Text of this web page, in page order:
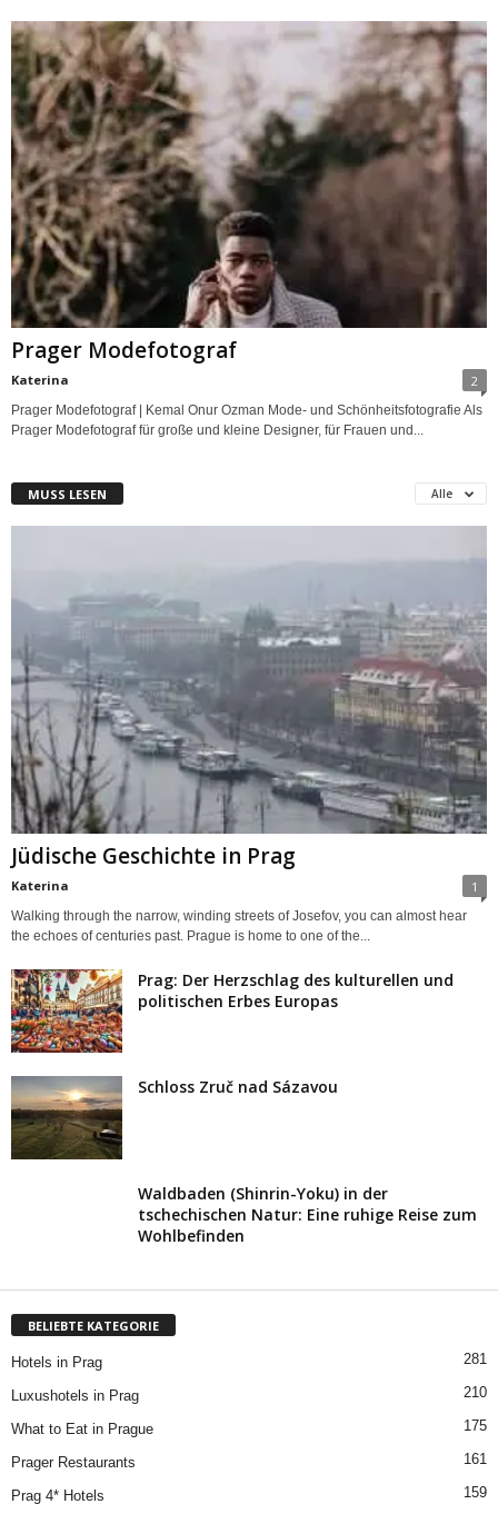
Prager Modefotograf
Katerina 2
Prager Modefotograf | Kemal Onur Ozman Mode- und Schönheitsfotografie Als
Prager Modefotograf für große und kleine Designer, für Frauen und...
MUSS LESEN Alle
Jüdische Geschichte in Prag
Katerina 1
Walking through the narrow, winding streets of Josefov, you can almost hear
the echoes of centuries past. Prague is home to one of the...
Prag: Der Herzschlag des kulturellen und
politischen Erbes Europas
Schloss Zruč nad Sázavou
Waldbaden (Shinrin-Yoku) in der
tschechischen Natur: Eine ruhige Reise zum
Wohlbefinden
BELIEBTE KATEGORIE
Hotels in Prag 281
Luxushotels in Prag 210
What to Eat in Prague 175
Prager Restaurants 161
Prag 4* Hotels 159